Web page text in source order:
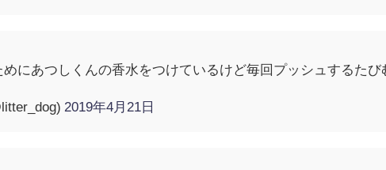
にあつしくんの香水をつけているけど毎回プッシュするたび
2019年4月21日